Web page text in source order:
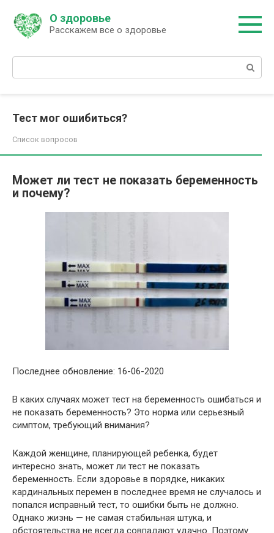
контенту
О здоровье
Расскажем все о здоровье
Поиск:
Тест мог ошибиться?
Список вопросов
Может ли тест не показать беременность
и почему?
Последнее обновление: 16-06-2020
В каких случаях может тест на беременность ошибаться и
не показать беременность? Это норма или серьезный
симптом, требующий внимания?
Каждой женщине, планирующей ребенка, будет
интересно знать, может ли тест не показать
беременность. Если здоровье в порядке, никаких
кардинальных перемен в последнее время не случалось и
попался исправный тест, то ошибки быть не должно.
Однако жизнь — не самая стабильная штука, и
обстоятельства не всегда совпадают удачно. Поэтому